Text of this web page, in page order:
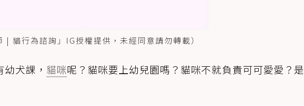
| 貓行為諮詢」IG授權提供，未經同意請勿轉載）
犬課， 貓咪呢？貓咪要上幼兒園嗎？貓咪不就負責可可愛愛？是